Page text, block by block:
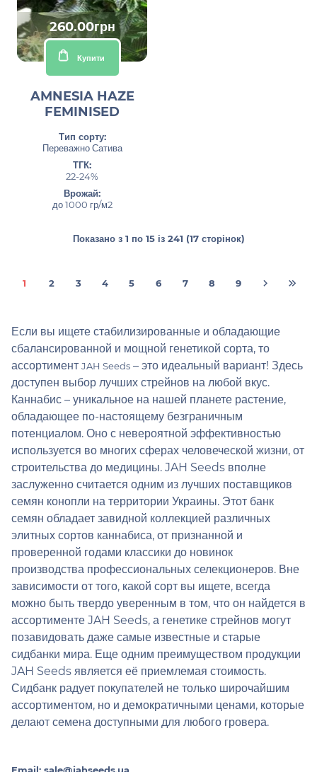
260.00грн
Купити
AMNESIA HAZE
FEMINISED
Тип сорту:
Переважно Сатива
ТГК:
22-24%
Врожай:
до 1000 гр/м2
Показано з 1 по 15 із 241 (17 сторінок)
1 2 3 4 5 6 7 8 9
Если вы ищете стабилизированные и обладающие
сбалансированной и мощной генетикой сорта, то
ассортимент JAH Seeds – это идеальный вариант! Здесь
доступен выбор лучших стрейнов на любой вкус.
Каннабис – уникальное на нашей планете растение,
обладающее по-настоящему безграничным
потенциалом. Оно с невероятной эффективностью
используется во многих сферах человеческой жизни, от
строительства до медицины. JAH Seeds вполне
заслуженно считается одним из лучших поставщиков
семян конопли на территории Украины. Этот банк
семян обладает завидной коллекцией различных
элитных сортов каннабиса, от признанной и
проверенной годами классики до новинок
производства профессиональных селекционеров. Вне
зависимости от того, какой сорт вы ищете, всегда
можно быть твердо уверенным в том, что он найдется в
ассортименте JAH Seeds, а генетике стрейнов могут
позавидовать даже самые известные и старые
сидбанки мира. Еще одним преимуществом продукции
JAH Seeds является её приемлемая стоимость.
Сидбанк радует покупателей не только широчайшим
ассортиментом, но и демократичными ценами, которые
делают семена доступными для любого гровера.